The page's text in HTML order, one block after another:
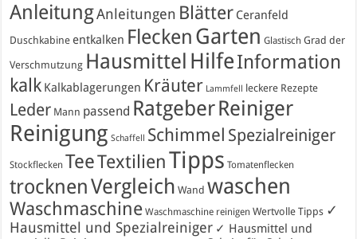
AnleitungAnleitungen Blätter Ceranfeld
Duschkabine entkalken Flecken Garten Glastisch Grad der
Verschmutzung Hausmittel HilfeInformation
kalk Kalkablagerungen Kräuter Lammfell leckere Rezepte
Leder Mann passend RatgeberReiniger
Reinigung Schaffell Schimmel Spezialreiniger
Stockflecken TeeTextilienTipps Tomatenflecken
trocknenVergleich Wand waschen
Waschmaschine Waschmaschine reinigen Wertvolle Tipps ✓
Hausmittel und Spezialreiniger ✓ Hausmittel und